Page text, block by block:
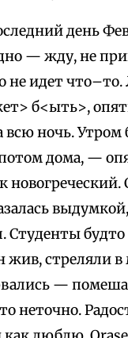
день
— жду, не
не идет что–то.
б<ыть>,
всю ночь. Утром
дома, —
новогреческий.
Студенты
жив, стреляли
—
неточно.